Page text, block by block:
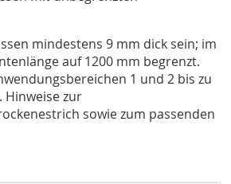
mindestens 9 mm dick sein; im
auf 1200 mm begrenzt.
1 und 2 bis zu
Hinweise zur
sowie zum passenden